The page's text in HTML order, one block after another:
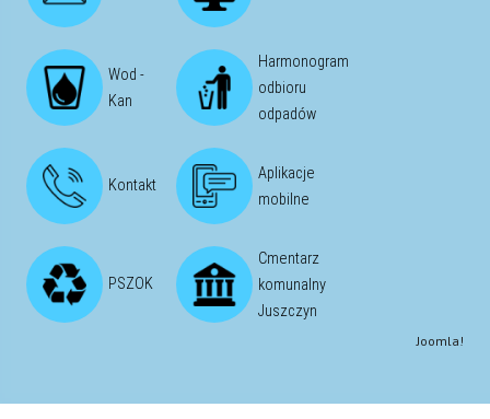
Wod -
Kan
Harmonogram
odbioru
odpadów
Kontakt
Aplikacje
mobilne
PSZOK
Cmentarz
komunalny
Juszczyn
Joomla!